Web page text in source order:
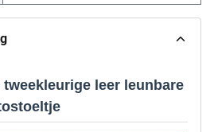
tweekleurige leer leunbare